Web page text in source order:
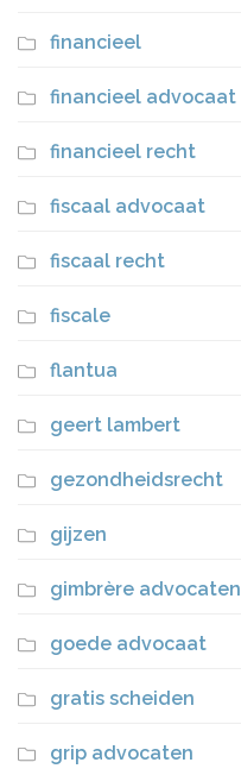
financieel
financieel advocaat
financieel recht
fiscaal advocaat
fiscaal recht
fiscale
flantua
geert lambert
gezondheidsrecht
gijzen
gimbrère advocaten
goede advocaat
gratis scheiden
grip advocaten